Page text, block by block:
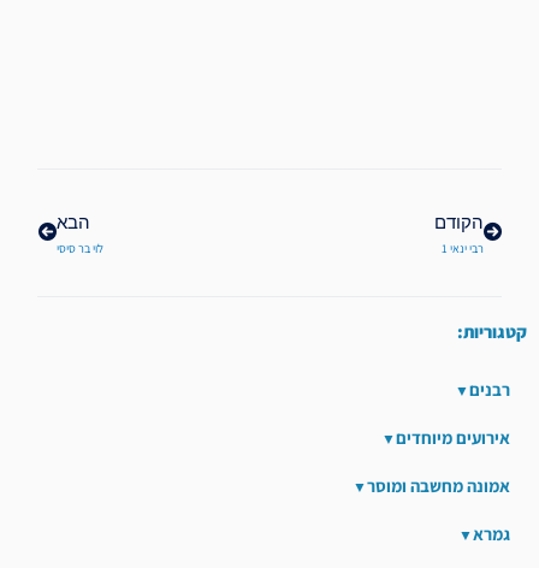
הקודם
רבי ינאי 1
הבא
לוי בר סיסי
קטגוריות:
רבנים
אירועים מיוחדים
אמונה מחשבה ומוסר
גמרא